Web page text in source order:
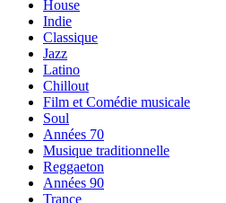
House
Indie
Classique
Jazz
Latino
Chillout
Film et Comédie musicale
Soul
Années 70
Musique traditionnelle
Reggaeton
Années 90
Trance